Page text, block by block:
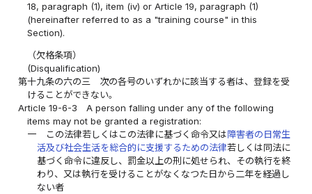
18, paragraph (1), item (iv) or Article 19, paragraph (1)
(hereinafter referred to as a "training course" in this
Section).
（欠格条項）
(Disqualification)
第十九条の六の三
次の各号のいずれかに該当する者は、登録を受
けることができない。
Article 19-6-3
A person falling under any of the following
items may not be granted a registration:
一
この法律若しくはこの法律に基づく命令又は障害者の日常生
活及び社会生活を総合的に支援するための法律若しくは同法に
基づく命令に違反し、罰金以上の刑に処せられ、その執行を終
わり、又は執行を受けることがなくなつた日から二年を経過し
ない者